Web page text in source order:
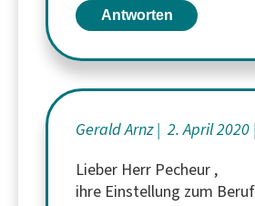
Antworten
Gerald Arnz 2. April 2020
Lieber Herr Pecheur ,
ihre Einstellung zum